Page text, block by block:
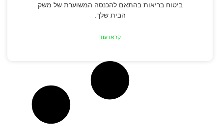
ביטוח בריאות בהתאם להכנסה המשוערת של משק
הבית שלך.
קראו עוד